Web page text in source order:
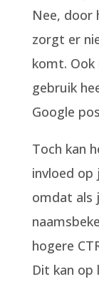
Nee, door
zorgt er
komt.
gebruik
Google
Toch kan
invloed op
omdat als
hogere
Dit kan op